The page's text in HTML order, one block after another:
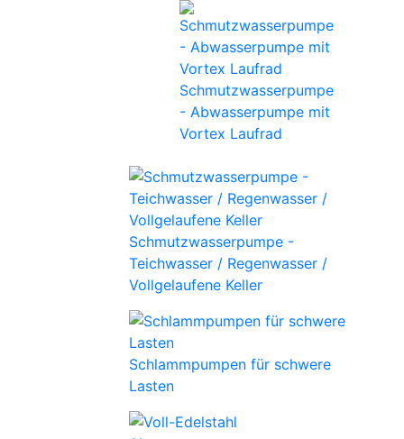
Schmutzwasserpumpe
- Abwasserpumpe mit
Vortex Laufrad
Schmutzwasserpumpe -
Teichwasser / Regenwasser /
Vollgelaufene Keller
Schlammpumpen für schwere
Lasten